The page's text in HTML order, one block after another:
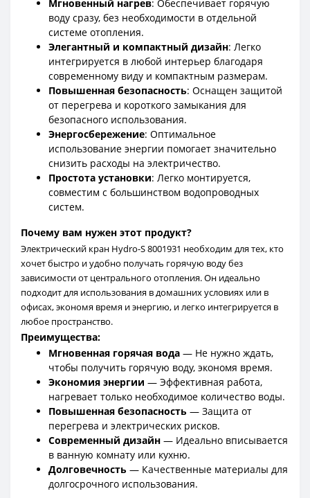
Мгновенный нагрев: Обеспечивает горячую
воду сразу, без необходимости в отдельной
системе отопления.
Элегантный и компактный дизайн: Легко
интегрируется в любой интерьер благодаря
современному виду и компактным размерам.
Повышенная безопасность: Оснащен защитой
от перегрева и короткого замыкания для
безопасного использования.
Энергосбережение: Оптимальное
использование энергии помогает значительно
снизить расходы на электричество.
Простота установки: Легко монтируется,
совместим с большинством водопроводных
систем.
Почему вам нужен этот продукт?
Электрический кран Hydro-S 8001931 необходим для тех, кто
хочет быстро и удобно получать горячую воду без
зависимости от центрального отопления. Он идеально
подходит для использования в домашних условиях или в
офисах, экономя время и энергию, и легко интегрируется в
любое пространство.
Преимущества:
Мгновенная горячая вода — Не нужно ждать,
чтобы получить горячую воду, экономя время.
Экономия энергии — Эффективная работа,
нагревает только необходимое количество воды.
Повышенная безопасность — Защита от
перегрева и электрических рисков.
Современный дизайн — Идеально вписывается
в ванную комнату или кухню.
Долговечность — Качественные материалы для
долгосрочного использования.